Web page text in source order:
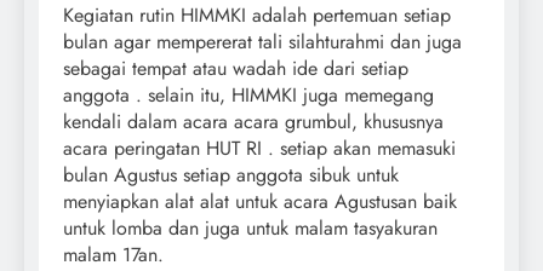
Kegiatan rutin HIMMKI adalah pertemuan setiap
bulan agar mempererat tali silahturahmi dan juga
sebagai tempat atau wadah ide dari setiap
anggota . selain itu, HIMMKI juga memegang
kendali dalam acara acara grumbul, khususnya
acara peringatan HUT RI . setiap akan memasuki
bulan Agustus setiap anggota sibuk untuk
menyiapkan alat alat untuk acara Agustusan baik
untuk lomba dan juga untuk malam tasyakuran
malam 17an.